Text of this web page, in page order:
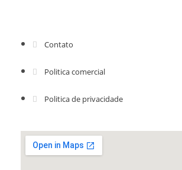
Contato
Politica comercial
Politica de privacidade